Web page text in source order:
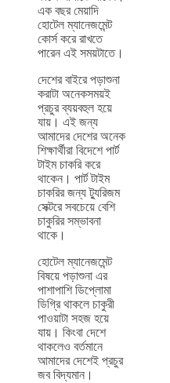
এক বছর মেয়াদি
হোটেল ম্যানেজমেন্ট
কোর্স করে রাখতে
পারেন এই সময়টাতে।
দেশের বাইরে পড়াশুনা
করাটা অনেকসময়ই
প্রচুর ব্যয়বহুল হয়ে
যায়। এই জন্য
আমাদের দেশের অনেক
শিক্ষার্থীরা বিদেশে পার্ট
টাইম চাকরি করে
থাকেন। পার্ট টাইম
চাকরির জন্য ট্যুরিজম
সেক্টরে সবচেয়ে বেশি
চাকুরির সম্ভাবনা
থাকে।
হোটেল ম্যানেজমেন্ট
বিষয়ে পড়াশুনা এর
পাশাপাশি ডিপ্লোমা
ডিগ্রি থাকলে চাকুরী
পাওয়াটা সহজ হয়ে
যায়। কিংবা দেশে
থাকলেও বর্তমানে
আমাদের দেশেই প্রচুর
জব বিদ্যমান।